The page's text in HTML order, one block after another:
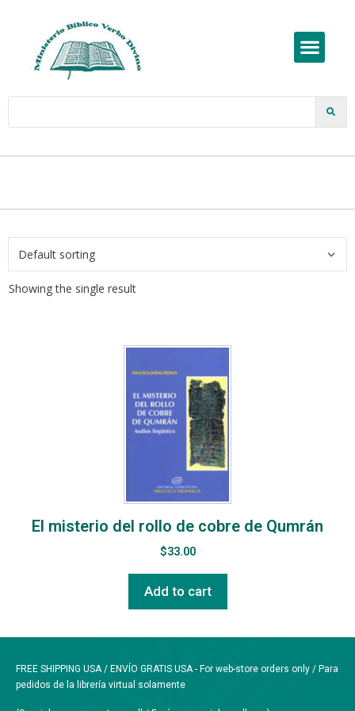
Showing the single result
El misterio del rollo de cobre de Qumrán
$33.00
Add to cart
FREE SHIPPING USA / ENVÍO GRATIS USA - For web-store orders only / Para
pedidos de la librería virtual solamente